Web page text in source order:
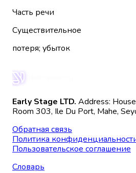
Часть речи
Существительное
потеря; убыток
Early Stage LTD. Address:
Room 303, Ile Du Port, Mahe,
Обратная связь
Политика
Пользовательское соглашение
Словарь